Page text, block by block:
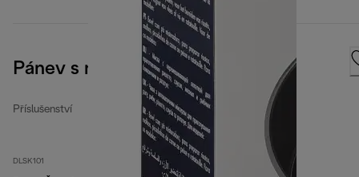
Pánev s mixovací lopatkou
Příslušenství
DLSK101